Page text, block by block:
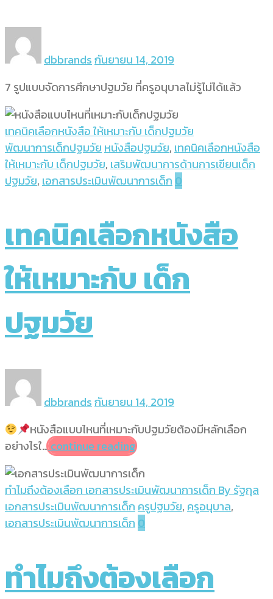
dbbrandsกันยายน 14, 2019
7 รูปแบบจัดการศึกษาปฐมวัย ที่ครูอนุบาลไม่รู้ไม่ได้แล้ว
เทคนิคเลือกหนังสือ ให้เหมาะกับ เด็กปฐมวัย
พัฒนาการเด็กปฐมวัย หนังสือปฐมวัย, เทคนิคเลือกหนังสือ
ให้เหมาะกับ เด็กปฐมวัย, เสริมพัฒนาการด้านการเขียนเด็ก
ปฐมวัย, เอกสารประเมินพัฒนาการเด็ก 0
เทคนิคเลือกหนังสือ
ให้เหมาะกับ เด็ก
ปฐมวัย
dbbrandsกันยายน 14, 2019
หนังสือแบบไหนที่เหมาะกับปฐมวัยต้องมีหลักเลือก
อย่างไรใ…continue reading
ทำไมถึงต้องเลือก เอกสารประเมินพัฒนาการเด็ก By รัฐกุล
เอกสารประเมินพัฒนาการเด็ก ครูปฐมวัย, ครูอนุบาล,
เอกสารประเมินพัฒนาการเด็ก 0
ทำไมถึงต้องเลือก